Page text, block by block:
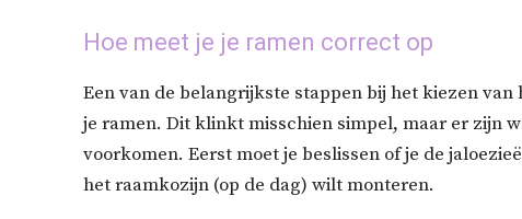
Hoe meet je je ramen correct op
Een van de belangrijkste stappen bij het kiezen
je ramen. Dit klinkt misschien simpel, maar er zijn
voorkomen. Eerst moet je beslissen of je de
het raamkozijn (op de dag) wilt monteren.